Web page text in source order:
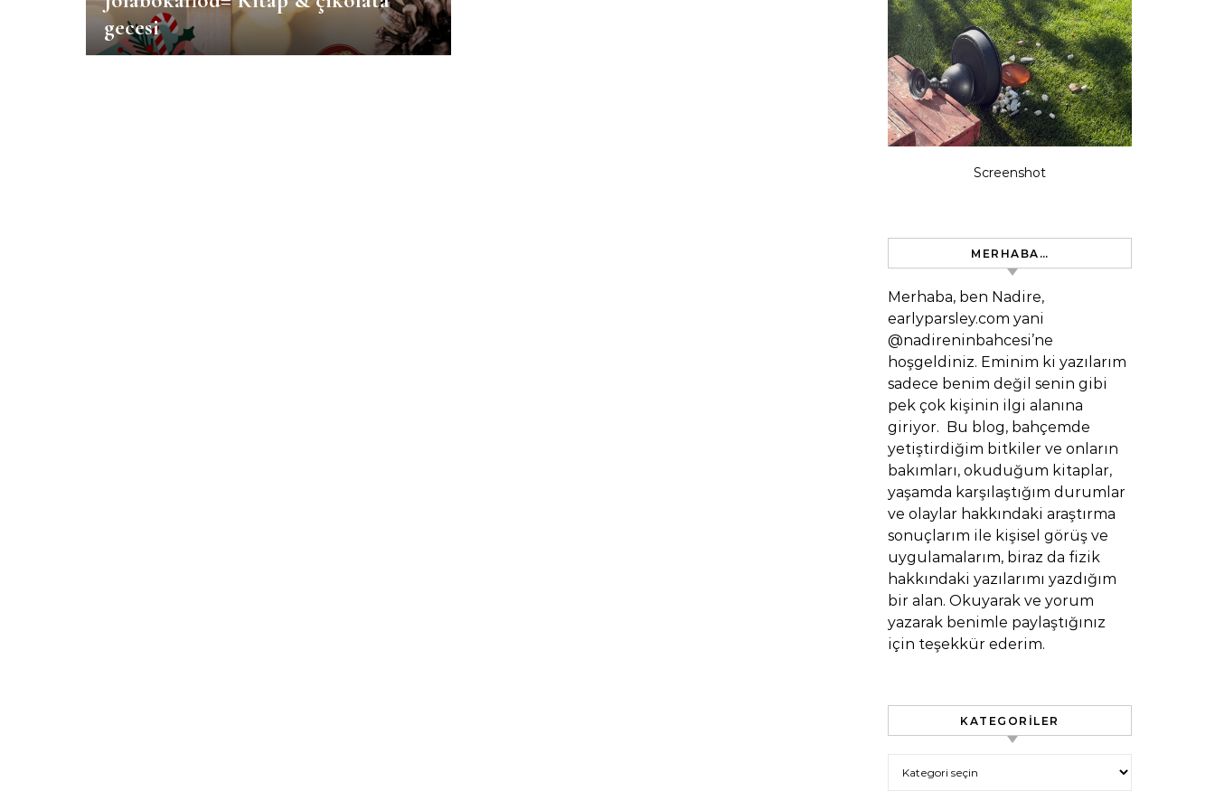
gecesi
Screenshot
MERHABA…
Merhaba, ben Nadire,
earlyparsley.com yani
@nadireninbahcesi’ne
hoşgeldiniz. Eminim ki yazılarım
sadece benim değil senin gibi
pek çok kişinin ilgi alanına
giriyor. Bu blog, bahçemde
yetiştirdiğim bitkiler ve onların
bakımları, okuduğum kitaplar,
yaşamda karşılaştığım durumlar
ve olaylar hakkındaki araştırma
sonuçlarım ile kişisel görüş ve
uygulamalarım, biraz da fizik
hakkındaki yazılarımı yazdığım
bir alan. Okuyarak ve yorum
yazarak benimle paylaştığınız
için teşekkür ederim.
KATEGORILER